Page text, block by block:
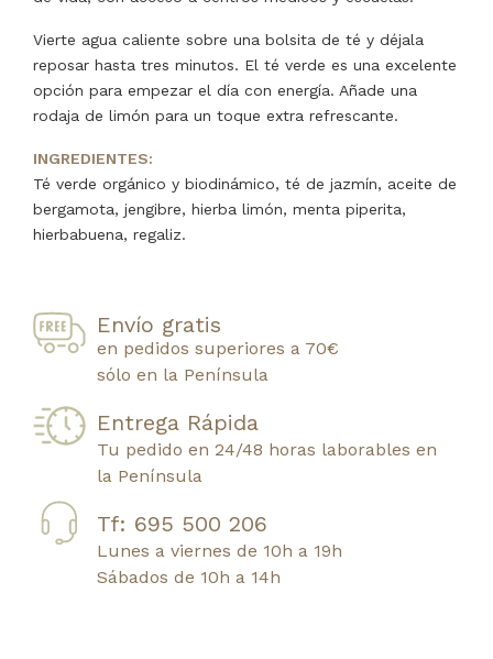
Vierte agua caliente sobre una bolsita de té y déjala
reposar hasta tres minutos. El té verde es una excelente
opción para empezar el día con energía. Añade una
rodaja de limón para un toque extra refrescante.
INGREDIENTES:
Té verde orgánico y biodinámico, té de jazmín, aceite de
bergamota, jengibre, hierba limón, menta piperita,
hierbabuena, regaliz.
Envío gratis
en pedidos superiores a 70€
sólo en la Península
Entrega Rápida
Tu pedido en 24/48 horas laborables en
la Península
Tf: 695 500 206
Lunes a viernes de 10h a 19h
Sábados de 10h a 14h